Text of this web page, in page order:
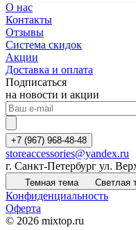
О нас
Контакты
Отзывы
Система скидок
Акции
Доставка и оплата
Подписаться
на новости и акции
+7 (967) 968-48-48
storeaccessories@yandex.ru
г. Санкт-Петербург ул.
Темная тема Светлая
Конфиденциальность
Оферта
© 2026 mixtop.ru